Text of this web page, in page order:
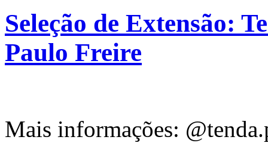
Seleção de Extensão:
Paulo Freire
Mais informações: